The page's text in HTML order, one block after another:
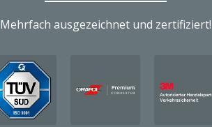
Mehrfach ausgezeichnet und zertifiziert!